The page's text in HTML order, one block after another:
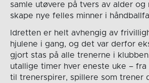
samle utøvere på tvers av alder og
skape nye felles minner i
Idretten er helt avhengig av
hjulene i gang, og det var derfor
gjort stas på alle trenerne i
utallige timer hver eneste uke –
til trenerspirer, spillere som trener